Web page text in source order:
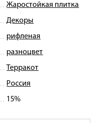
Жаростойкая плитка
Декоры
рифленая
разноцвет
Терракот
Россия
15%